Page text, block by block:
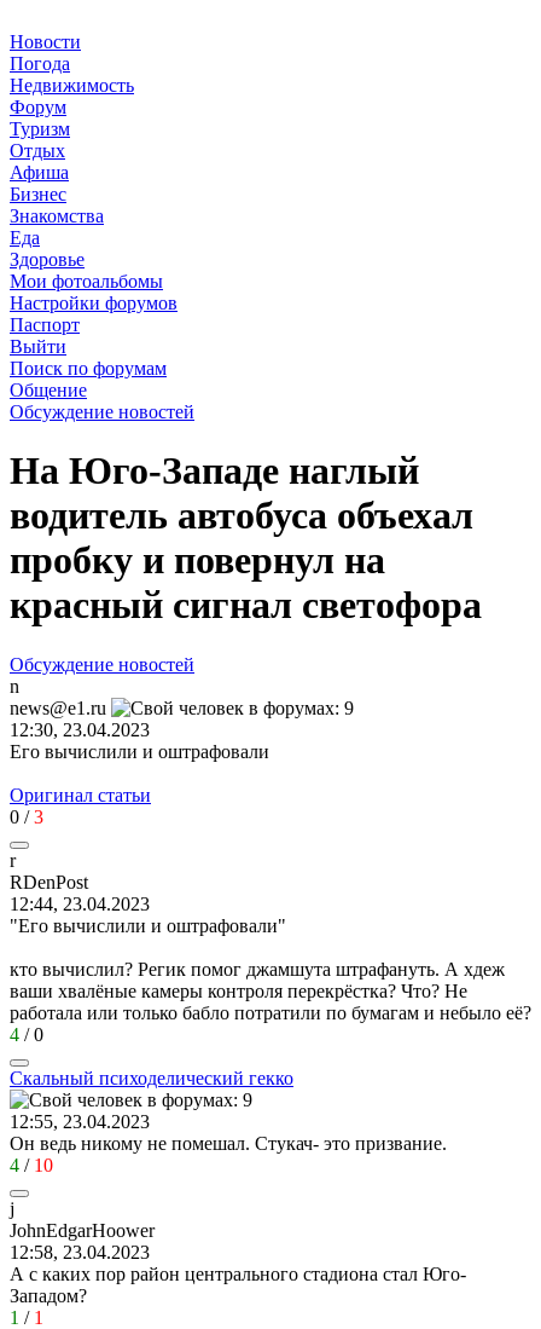
Новости
Погода
Недвижимость
Форум
Туризм
Отдых
Афиша
Бизнес
Знакомства
Еда
Здоровье
Мои фотоальбомы
Настройки форумов
Паспорт
Выйти
Поиск по форумам
Общение
Обсуждение новостей
На Юго-Западе наглый
водитель автобуса объехал
пробку и повернул на
красный сигнал светофора
Обсуждение новостей
n
news@e1.ru
12:30, 23.04.2023
Его вычислили и оштрафовали
Оригинал статьи
0 /3
r
RDenPost
12:44, 23.04.2023
"Его вычислили и оштрафовали"
кто вычислил? Регик помог джамшута штрафануть. А хдеж
ваши хвалёные камеры контроля перекрёстка? Что? Не
работала или только бабло потратили по бумагам и небыло её?
4 /0
Скальный психоделический гекко
12:55, 23.04.2023
Он ведь никому не помешал. Стукач- это призвание.
4 / 10
j
JohnEdgarHoower
12:58, 23.04.2023
А с каких пор район центрального стадиона стал Юго-
Западом?
1 / 1